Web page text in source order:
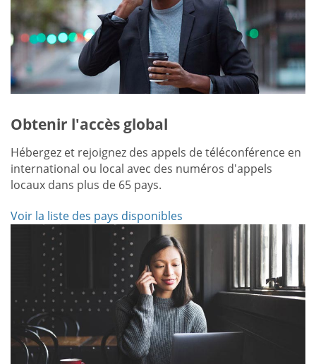
Obtenir l'accès global
Hébergez et rejoignez des appels de téléconférence en
international ou local avec des numéros d'appels
locaux dans plus de 65 pays.
Voir la liste des pays disponibles